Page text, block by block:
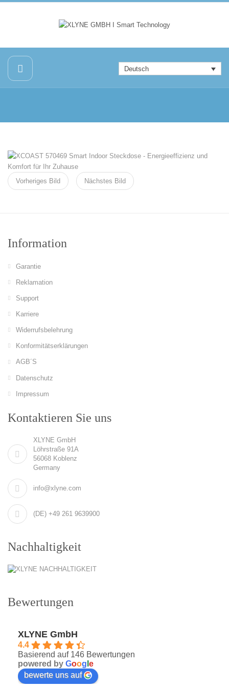
Deutsch
Vorheriges Bild Nächstes Bild
Information
Garantie
Reklamation
Support
Karriere
Widerrufsbelehrung
Konformitätserklärungen
AGB´S
Datenschutz
Impressum
Kontaktieren Sie uns
XLYNE GmbH
Löhrstraße 91A
56068 Koblenz
Germany
info@xlyne.com
(DE) +49 261 9639900
Nachhaltigkeit
Bewertungen
XLYNE GmbH
4.4
Basierend auf 146 Bewertungen
powered by Goog e
bewerte uns auf